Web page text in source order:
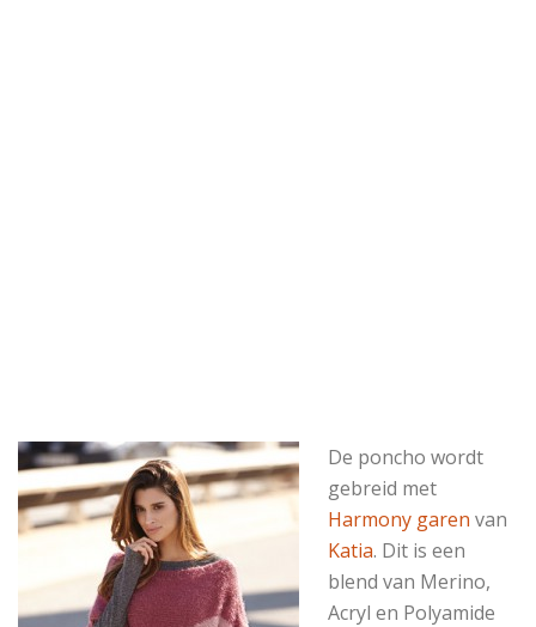
De poncho wordt
gebreid met
Harmony garen van
Katia. Dit is een
blend van Merino,
Acryl en Polyamide